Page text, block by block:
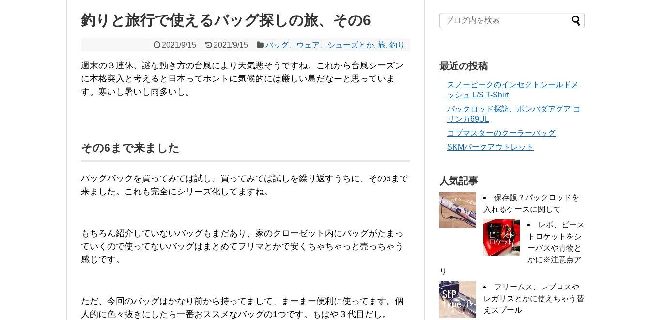
釣りと旅行で使えるバッグ探しの旅、その6
2021/9/15 2021/9/15 バッグ、ウェア、シューズとか, 旅, 釣り
週末の３連休、謎な動き方の台風により天気悪そうですね。これから台風シーズン
に本格突入と考えると日本ってホントに気候的には厳しい島だなーと思っていま
す。寒いし暑いし雨多いし。
その6まで来ました
バッグパックを買ってみては試し、買ってみては試しを繰り返すうちに、その6まで
来ました。これも完全にシリーズ化してますね。
もちろん紹介していないバッグもまだあり、家のクローゼット内にバッグがたまっ
ていくので使ってないバッグはまとめてフリマとかで安くちゃちゃっと売っちゃう
感じです。
ただ、今回のバッグはかなり前から持ってまして、まーまー便利に使ってます。個
人的に色々抜きにしたら一番おススメなバッグの1つです。もはや３代目だし。
最近の投稿
スノーピークのインセクトシールドメ
ッシュ L/S T-Shirt
パックロッド探訪、ボンバダアグア コ
リンガ69UL
コブマスターのクーラーバッグ
SKMパークアウトレット
人気記事
保存版？パックロッドを
入れるケースに関して
レボ、ビース
トロケットをシ
ーバスや青物と
かに※注意点ア
リ
フリームス、レブロスや
レガリスとかに使えちゃう替
えスプール